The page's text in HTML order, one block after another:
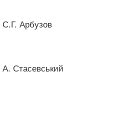
С.Г. Арбузов
А. Стасевський